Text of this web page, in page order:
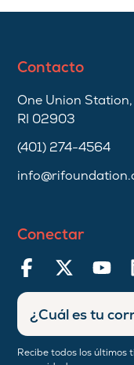
Contacto
One Union
RI 02903
(401) 274-4564
Conectar
Recibe todos los últimos
Ingresar
dirección
de
correo